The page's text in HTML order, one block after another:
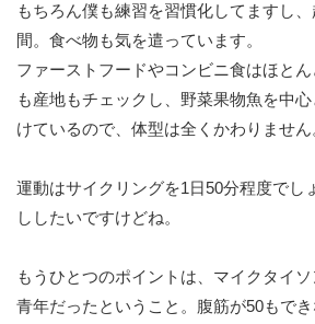
もちろん僕も練習を習慣化してますし
間。食べ物も気を遣っています。
ファーストフードやコンビニ食はほと
も産地もチェックし、野菜果物魚を中
けているので、体型は全くかわりません
運動はサイクリングを1日50分程度でし
ししたいですけどね。
もうひとつのポイントは、マイクタイ
青年だったということ。腹筋が50もで